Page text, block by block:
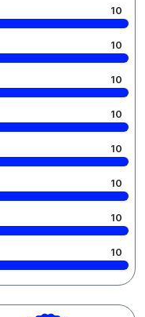
10
10
10
10
10
10
10
10